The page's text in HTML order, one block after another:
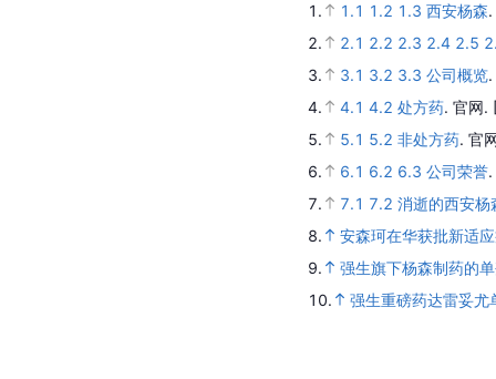
1. 1.1 1.2 1.3 西安杨森.
2.
2.1 2.2 2.3 2.4 2.5
3.
3.1 3.2 3.3 公司概览.
4.
4.1 4.2 处方药. 官网.
5.
5.1 5.2 非处方药. 官
6.
6.1 6.2 6.3 公司荣誉.
7.
7.1 7.2 消逝的西安杨
8.
安森珂在华获批新适
9.
强生旗下杨森制药的
10.
强生重磅药达雷妥尤